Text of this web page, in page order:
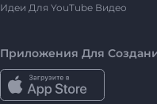
Идеи Для YouTube Видео
Приложения Для